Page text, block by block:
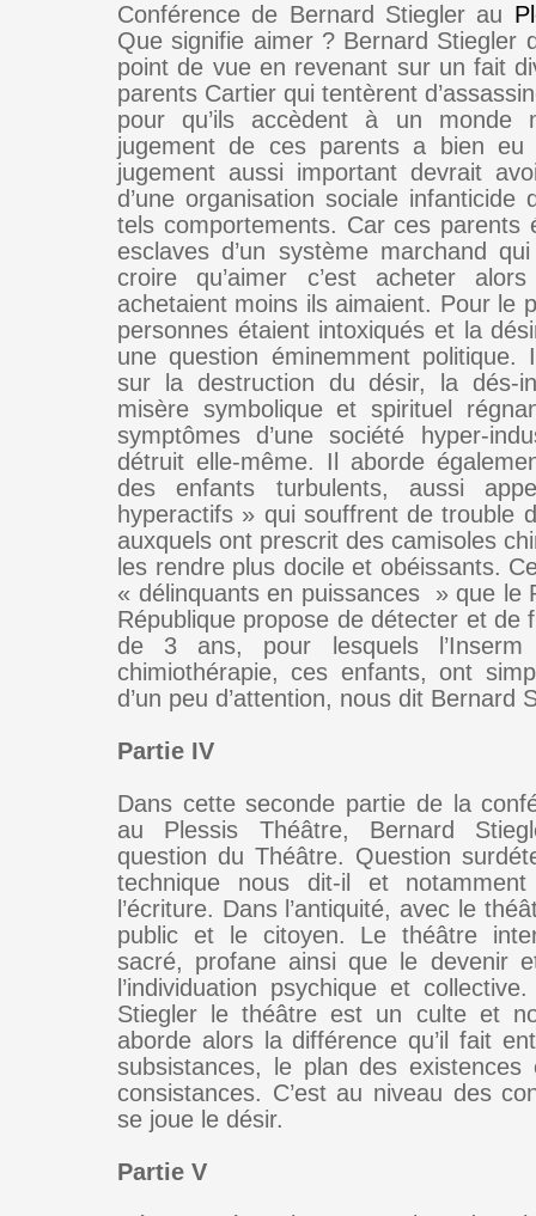
Conférence de Bernard Stiegler au
Que signifie aimer ? Bernard Stiegler
point de vue en revenant sur un fait
parents Cartier qui tentèrent
pour qu’ils accèdent à un monde
jugement de ces parents a bien eu
jugement aussi important devrait
d’une organisation sociale infanticide
tels comportements. Car ces parents
esclaves d’un système marchand
croire qu’aimer c’est acheter
achetaient moins ils aimaient. Pour le
personnes étaient intoxiqués et la
une question éminemment politique.
sur la destruction du désir, la dés-
misère symbolique et spirituel
symptômes d’une société hyper-
détruit elle-même. Il aborde
des enfants turbulents, aussi
hyperactifs » qui souffrent de trouble
auxquels ont prescrit des camisoles
les rendre plus docile et obéissants.
« délinquants en puissances » que le
République propose de détecter et de
de 3 ans, pour lesquels l’Inserm
chimiothérapie, ces enfants, ont
d’un peu d’attention, nous dit Bernard
Partie IV
Dans cette seconde partie de la
au Plessis Théâtre, Bernard
question du Théâtre. Question
technique nous dit-il et
l’écriture. Dans l’antiquité, avec le
public et le citoyen. Le théâtre
sacré, profane ainsi que le devenir
l’individuation psychique et
Stiegler le théâtre est un culte et
aborde alors la différence qu’il fait
subsistances, le plan des
consistances. C’est au niveau des
se joue le désir.
Partie V